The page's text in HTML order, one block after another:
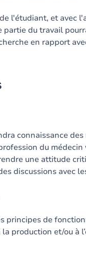
l'étudiant, et avec
partie du travail
en rapport
connaissance des
du
une attitude
discussions avec
principes de
production et/ou à